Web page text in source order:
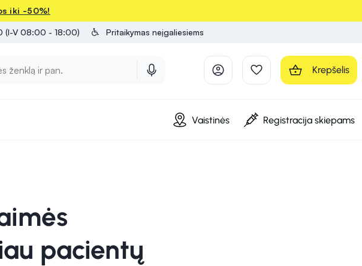
iki -50%!
V 08:00 - 18:00) Pritaikymas neįgaliesiems
Krepšelis
Vaistinės Registracija skiepams
pacientų